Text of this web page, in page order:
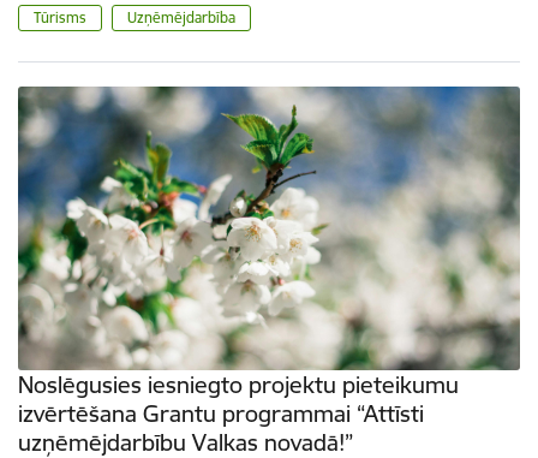
Tūrisms Uzņēmējdarbība
Noslēgusies iesniegto projektu pieteikumu
izvērtēšana Grantu programmai “Attīsti
uzņēmējdarbību Valkas novadā!”